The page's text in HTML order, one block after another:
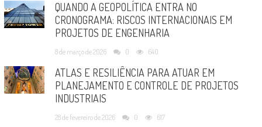
QUANDO A GEOPOLÍTICA ENTRA NO
CRONOGRAMA: RISCOS INTERNACIONAIS EM
PROJETOS DE ENGENHARIA
8 de março de 2026 0 640
ATLAS E RESILIÊNCIA PARA ATUAR EM
PLANEJAMENTO E CONTROLE DE PROJETOS
INDUSTRIAIS
28 de fevereiro de 2026 0 617